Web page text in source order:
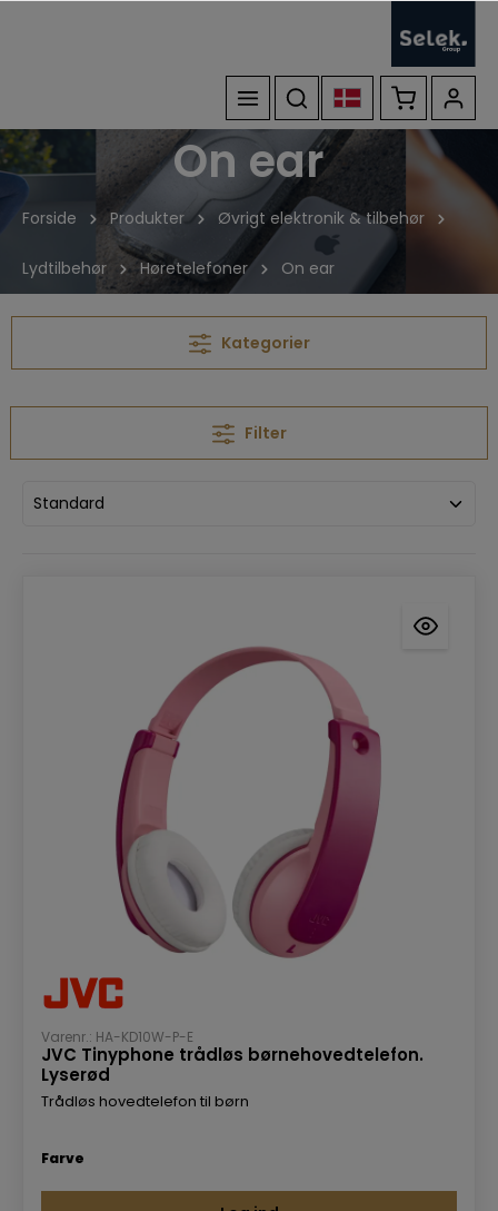
On ear
Forside Produkter Øvrigt elektronik & tilbehør
Lydtilbehør Høretelefoner On ear
Kategorier
Filter
Farve
Varenr.: HA-KD10W-P-E
JVC Tinyphone trådløs børnehovedtelefon.
Lyserød
Trådløs hovedtelefon til børn